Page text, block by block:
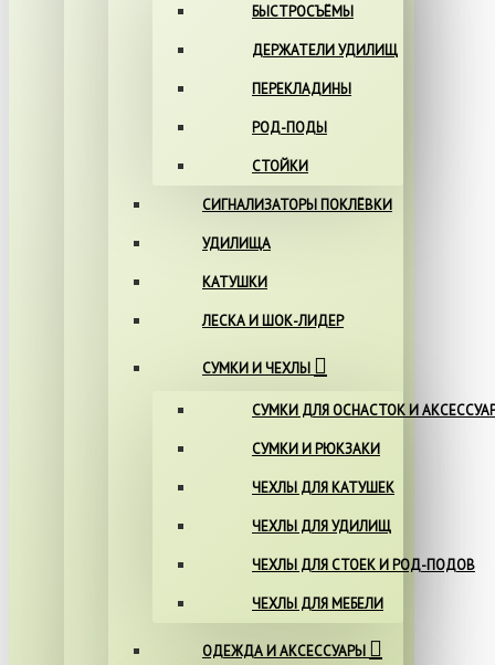
БЫСТРОСЪЁМЫ
ДЕРЖАТЕЛИ УДИЛИЩ
ПЕРЕКЛАДИНЫ
РОД-ПОДЫ
СТОЙКИ
СИГНАЛИЗАТОРЫ ПОКЛЁВКИ
УДИЛИЩА
КАТУШКИ
ЛЕСКА И ШОК-ЛИДЕР
СУМКИ И ЧЕХЛЫ
СУМКИ ДЛЯ ОСНАСТОК И
СУМКИ И РЮКЗАКИ
ЧЕХЛЫ ДЛЯ КАТУШЕК
ЧЕХЛЫ ДЛЯ УДИЛИЩ
ЧЕХЛЫ ДЛЯ СТОЕК И РОД-ПОДОВ
ЧЕХЛЫ ДЛЯ МЕБЕЛИ
ОДЕЖДА И АКСЕССУАРЫ